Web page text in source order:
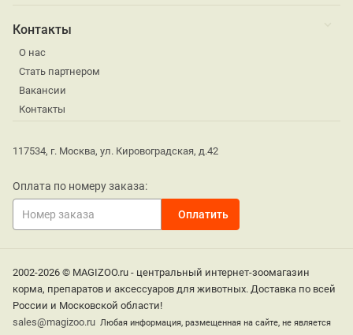
Контакты
О нас
Стать партнером
Вакансии
Контакты
117534, г. Москва, ул. Кировоградская, д.42
Оплата по номеру заказа:
2002-2026 © MAGIZOO.ru - центральный интернет-зоомагазин
корма, препаратов и аксессуаров для животных. Доставка по всей
России и Московской области!
sales@magizoo.ru Любая информация, размещенная на сайте, не является